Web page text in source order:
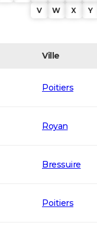
V
W X Y
Ville
Poitiers
Royan
Bressuire
Poitiers